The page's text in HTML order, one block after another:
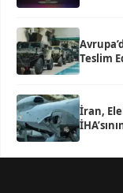
Teslim
İran,